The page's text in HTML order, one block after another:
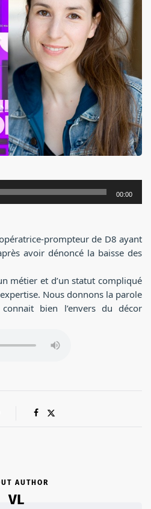
00:00
prompteur de D8 ayant
avoir dénoncé la baisse des
métier et d’un statut compliqué
Nous donnons la parole
bien l’envers du décor
AUTHOR
VL